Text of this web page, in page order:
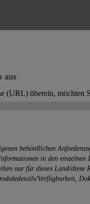
aus
(URL) überein, möchten
behördlichen
in den einzelnen
nur für dieses Land/diese
Verfügbarkeit,